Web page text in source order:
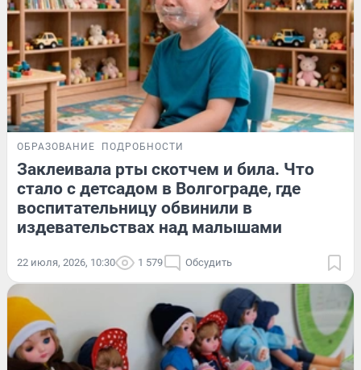
ОБРАЗОВАНИЕ ПОДРОБНОСТИ
Заклеивала рты скотчем и била. Что
стало с детсадом в Волгограде, где
воспитательницу обвинили в
издевательствах над малышами
22 июля, 2026, 10:30 1 579 Обсудить